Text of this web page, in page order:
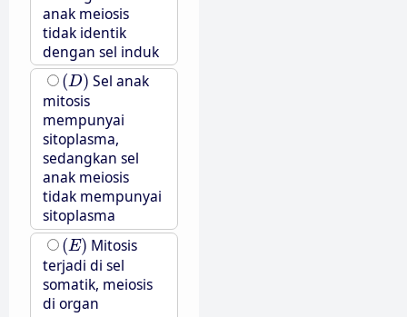
anak meiosis
tidak identik
dengan sel induk
(D)
(D) Sel anak
mitosis
mempunyai
sitoplasma,
sedangkan sel
anak meiosis
tidak mempunyai
sitoplasma
(E)
(E) Mitosis
terjadi di sel
somatik, meiosis
di organ